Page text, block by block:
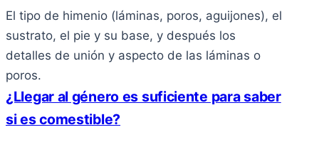
El tipo de himenio (láminas, poros, aguijones), el
sustrato, el pie y su base, y después los
detalles de unión y aspecto de las láminas o
poros.
¿Llegar al género es suficiente para saber
si es comestible?